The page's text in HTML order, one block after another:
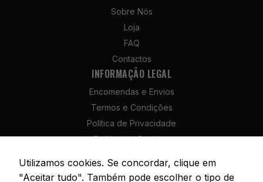
Sobre Nós
Loja
FAQ
Contactos
INFORMAÇÃO LEGAL
Encomendas e Envios
Termos e Condições
Política de Privacidade
Política de Cookies
Livro de Reclamações
Utilizamos cookies. Se concordar, clique em
"Aceitar tudo". Também pode escolher o tipo de
não são
Estatísticas
Para que
e a estrutura
do site, com